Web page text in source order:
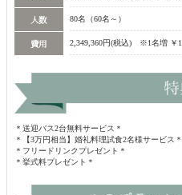
80名（60名～）
2,349,360円(税込) ※1名増 ￥
＊送迎バス2台無料サービス＊
＊【3万円相当】婚礼料理試食2名様サービス＊
＊フリードリンクプレゼント＊
＊挙式料プレゼント＊